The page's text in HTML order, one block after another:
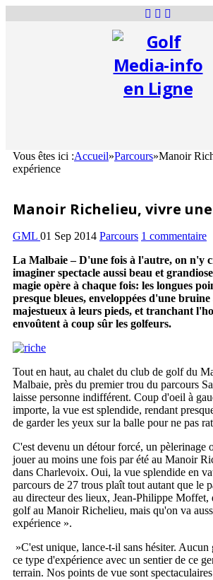
Vous êtes ici :Accueil»Parcours»Manoir
expérience
Manoir Richelieu, vivre
GML 01 Sep 2014 Parcours 1 commentaire
La Malbaie – D'une fois à l'autre, on n'y
imaginer spectacle aussi beau et
magie opère à chaque fois: les longues
presque bleues, enveloppées d'une
majestueux à leurs pieds, et tranchant
envoûtent à coup sûr les golfeurs.
Tout en haut, au chalet du club de golf du
Malbaie, près du premier trou du parcours
laisse personne indifférent. Coup d'oeil à
importe, la vue est splendide, rendant
de garder les yeux sur la balle pour ne pas
C'est devenu un détour forcé, un pèlerinage
jouer au moins une fois par été au Manoir
dans Charlevoix. Oui, la vue splendide en
parcours de 27 trous plaît tout autant que le
au directeur des lieux, Jean-Philippe Moffet,
golf au Manoir Richelieu, mais qu'on va
expérience ».
»C'est unique, lance-t-il sans hésiter.
ce type d'expérience avec un sentier de ce
terrain. Nos points de vue sont